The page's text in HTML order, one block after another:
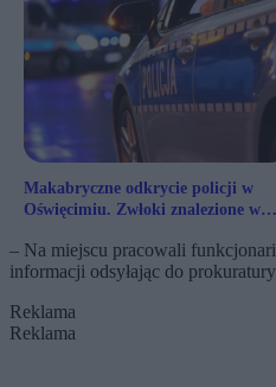
Makabryczne odkrycie policji w
Oświęcimiu. Zwłoki znalezione w
– Na miejscu pracowali
informacji odsyłając do
Reklama
Reklama